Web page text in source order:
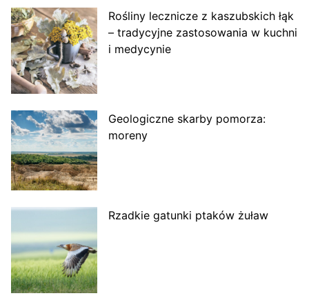
Rośliny lecznicze z kaszubskich łąk
– tradycyjne zastosowania w kuchni
i medycynie
Geologiczne skarby pomorza:
moreny
Rzadkie gatunki ptaków żuław